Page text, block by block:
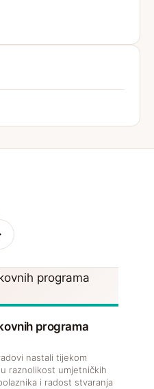
programa
nastali tijekom
raznolikost umjetničkih
i radost stvaranja